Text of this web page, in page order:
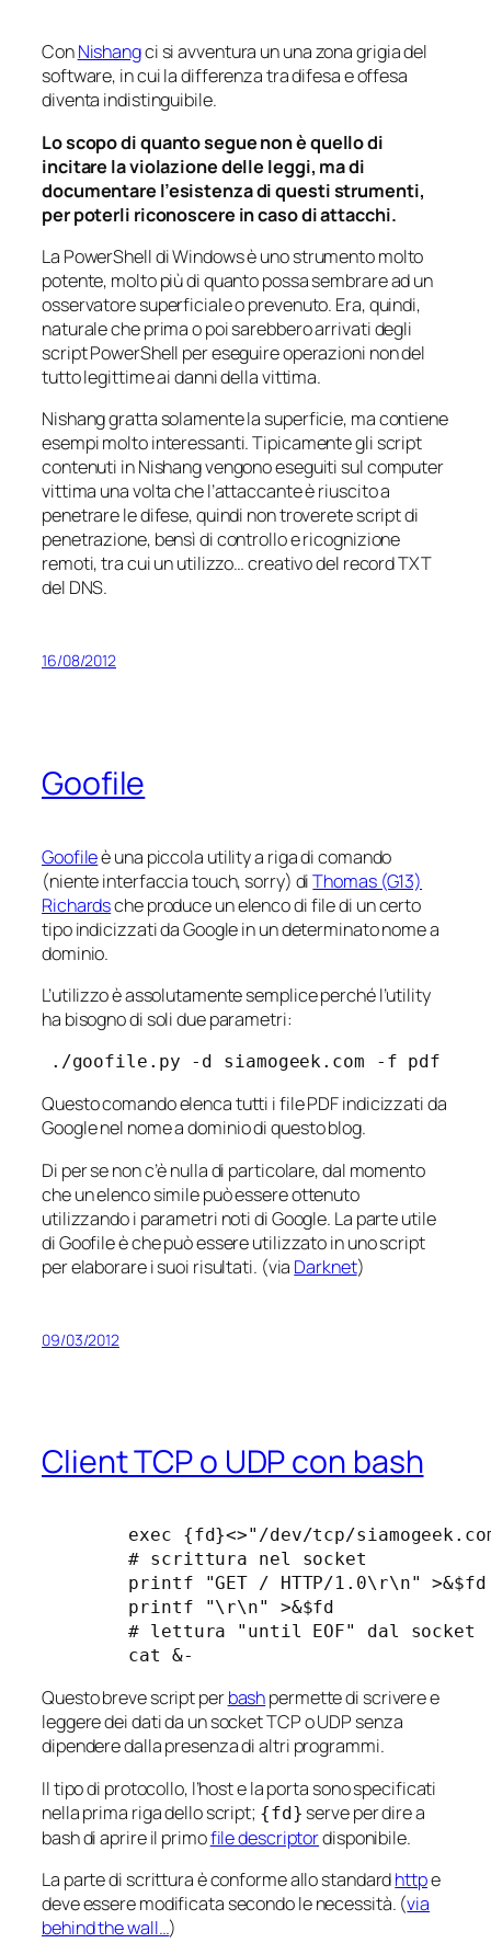
ConNishangci si avventura un una zona grigia del
software, in cui la differenza tra difesa e offesa
diventa indistinguibile.
Lo scopo di quanto segue non è quello di
incitare la violazione delle leggi, ma di
documentare l’esistenza di questi strumenti,
per poterli riconoscere in caso di attacchi.
La PowerShell di Windows è uno strumento molto
potente, molto più di quanto possa sembrare ad un
osservatore superficiale o prevenuto. Era, quindi,
naturale che prima o poi sarebbero arrivati degli
script PowerShell per eseguire operazioni non del
tutto legittime ai danni della vittima.
Nishang gratta solamente la superficie, ma contiene
esempi molto interessanti. Tipicamente gli script
contenuti in Nishang vengono eseguiti sul computer
vittima una volta che l’attaccante è riuscito a
penetrare le difese, quindi non troverete script di
penetrazione, bensì di controllo e ricognizione
remoti, tra cui un utilizzo… creativo del record TXT
del DNS.
16/08/2012
Goofile
Goofileè una piccola utility a riga di comando
(niente interfaccia touch, sorry) diThomas (G13)
Richardsche produce un elenco di file di un certo
tipo indicizzati da Google in un determinato nome a
dominio.
L’utilizzo è assolutamente semplice perché l’utility
ha bisogno di soli due parametri:
./goofile.py -d siamogeek.com -f pdf
Questo comando elenca tutti i file PDF indicizzati da
Google nel nome a dominio di questo blog.
Di per se non c’è nulla di particolare, dal momento
che un elenco simile può essere ottenuto
utilizzando i parametri noti di Google. La parte utile
di Goofile è che può essere utilizzato in uno script
per elaborare i suoi risultati. (via Darknet)
09/03/2012
Client TCP o UDP con bash
exec {fd}<>"/dev/tcp/
        # scrittura nel socket
        printf "GET / HTTP/1.0\r\n" >&$fd
        printf "\r\n" >&$fd
        # lettura "until EOF" dal socket
        cat &-
Questo breve script perbashpermette di scrivere e
leggere dei dati da un socket TCP o UDP senza
dipendere dalla presenza di altri programmi.
Il tipo di protocollo, l’host e la porta sono specificati
nella prima riga dello script; {fd} serve per dire a
bash di aprire il primofile descriptordisponibile.
La parte di scrittura è conforme allo standardhttpe
deve essere modificata secondo le necessità. (via
behind the wall…)